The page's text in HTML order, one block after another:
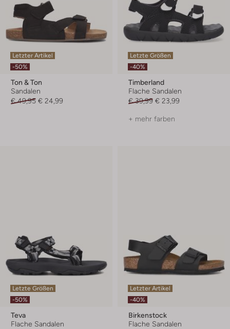
Letzter Artikel
-50%
Ton & Ton
Sandalen
€ 49,95 € 24,99
Letzte Größen
-40%
Timberland
Flache Sandalen
€ 39,99 € 23,99
+ mehr farben
Letzte Größen
-50%
Teva
Flache Sandalen
Letzter Artikel
-40%
Birkenstock
Flache Sandalen